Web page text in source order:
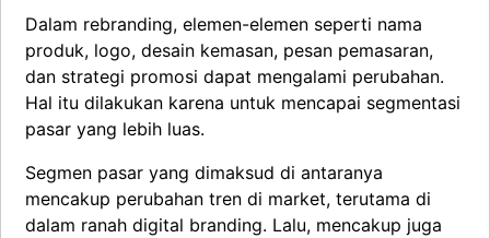
Dalam rebranding, elemen-elemen seperti nama
produk, logo, desain kemasan, pesan pemasaran,
dan strategi promosi dapat mengalami perubahan.
Hal itu dilakukan karena untuk mencapai segmentasi
pasar yang lebih luas.
Segmen pasar yang dimaksud di antaranya
mencakup perubahan tren di market, terutama di
dalam ranah digital branding. Lalu, mencakup juga